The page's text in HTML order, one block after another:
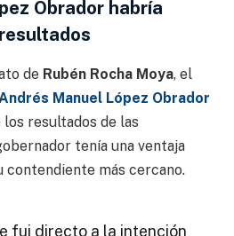
Obrador habría
de Rubén Rocha Moya, el
Andrés Manuel López Obrador
resultados de las
tenía una ventaja
contendiente más cercano.
fui directo a la intención